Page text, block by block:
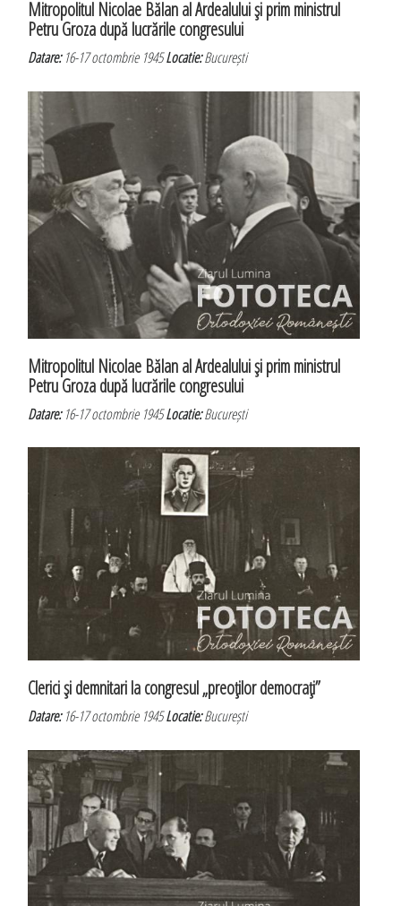
Mitropolitul Nicolae Bălan al Ardealului şi prim ministrul
Petru Groza după lucrările congresului
Datare:16-17 octombrie 1945Locatie:București
Mitropolitul Nicolae Bălan al Ardealului şi prim ministrul
Petru Groza după lucrările congresului
Datare:16-17 octombrie 1945Locatie:București
Clerici şi demnitari la congresul „preoţilor democraţi”
Datare:16-17 octombrie 1945Locatie:București